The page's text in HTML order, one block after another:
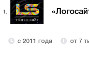
1.
с 2011 года от 7